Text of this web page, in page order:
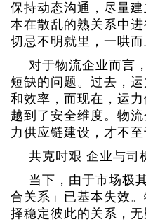
保持动态沟通，尽量
本在散乱的熟关系中
切忌不明就里，一哄而
对于物流企业而言
短缺的问题。过去，
和效率，而现在，运
越到了安全维度。物
力供应链建设，才不至
共克时艰 企业与司
当下，由于市场极
合关系」已基本失效
择稳定彼此的关系，